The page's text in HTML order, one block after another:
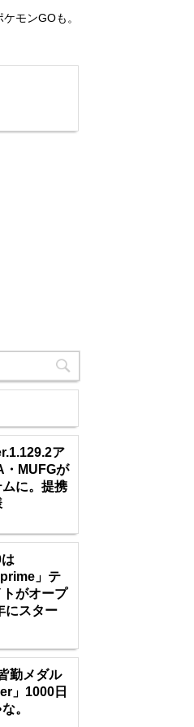
モンGOも。
ア
・MUFGが
に。提携
」テ
トがオープ
にスター
勤メダル
」1000日
。